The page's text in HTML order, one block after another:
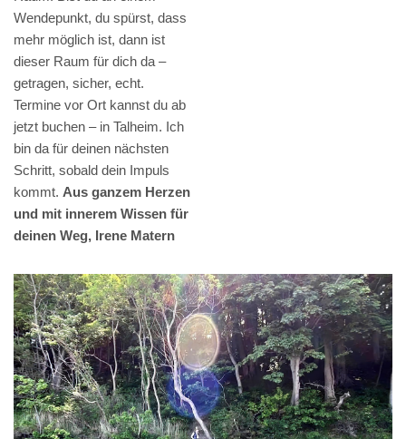
Wendepunkt, du spürst, dass
mehr möglich ist, dann ist
dieser Raum für dich da –
getragen, sicher, echt.
Termine vor Ort kannst du ab
jetzt buchen – in Talheim. Ich
bin da für deinen nächsten
Schritt, sobald dein Impuls
kommt. Aus ganzem Herzen
und mit innerem Wissen für
deinen Weg, Irene Matern